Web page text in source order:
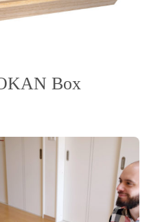
Box